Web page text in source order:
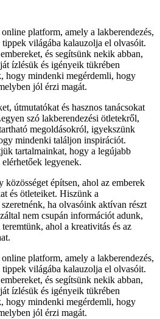
platform, amely a lakberendezés,
világába kalauzolja el olvasóit.
és segítsünk nekik abban,
ízlésük és igényeik tükrében
hogy mindenki megérdemli, hogy
jól érzi magát.
útmutatókat és hasznos tanácsokat
szó lakberendezési ötletekről,
megoldásokról, igyekszünk
mindenki találjon inspirációt.
tartalmainkat, hogy a legújabb
legyenek.
építsen, ahol az emberek
és ötleteiket. Hiszünk a
szeretnénk, ha olvasóink aktívan részt
nem csupán információt adunk,
ahol a kreativitás és az
platform, amely a lakberendezés,
világába kalauzolja el olvasóit.
és segítsünk nekik abban,
ízlésük és igényeik tükrében
hogy mindenki megérdemli, hogy
jól érzi magát.